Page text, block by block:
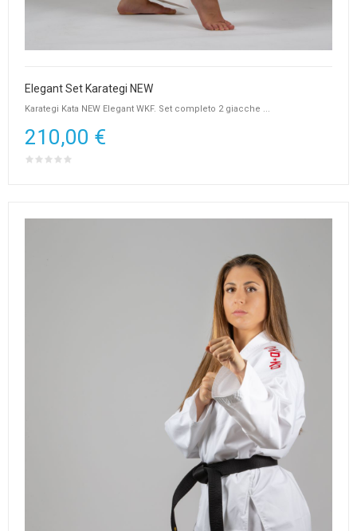
Elegant Set Karategi NEW
Karategi Kata NEW Elegant WKF. Set completo 2 giacche ...
210,00 €